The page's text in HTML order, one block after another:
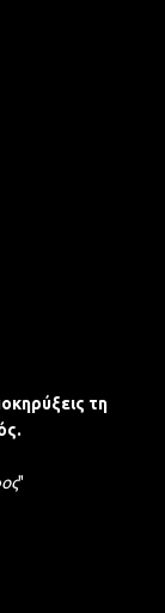
τη
"